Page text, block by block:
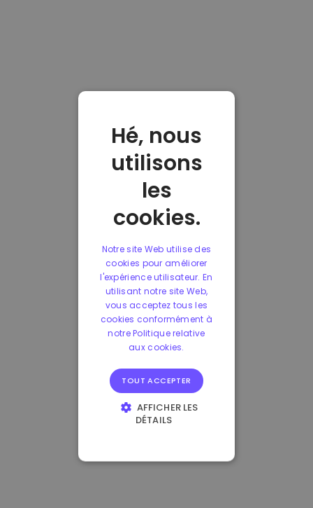
Hé, nous
utilisons
les
cookies.
Notre site Web utilise des
cookies pour améliorer
l'expérience utilisateur. En
utilisant notre site Web,
vous acceptez tous les
cookies conformément à
notre Politique relative
aux cookies.
TOUT ACCEPTER
AFFICHER LES
DÉTAILS